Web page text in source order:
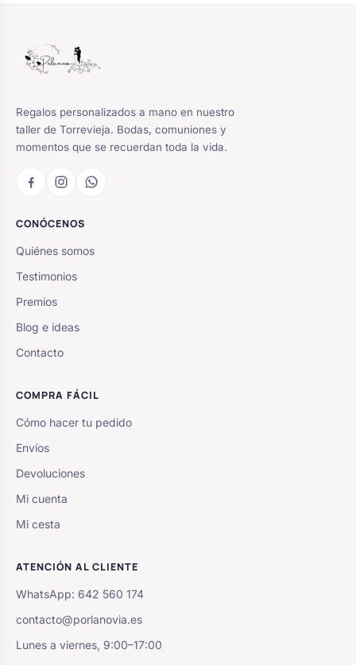
Regalos personalizados a mano en nuestro
taller de Torrevieja. Bodas, comuniones y
momentos que se recuerdan toda la vida.
CONÓCENOS
Quiénes somos
Testimonios
Premios
Blog e ideas
Contacto
COMPRA FÁCIL
Cómo hacer tu pedido
Envíos
Devoluciones
Mi cuenta
Mi cesta
ATENCIÓN AL CLIENTE
WhatsApp: 642 560 174
contacto@porlanovia.es
Lunes a viernes, 9:00–17:00